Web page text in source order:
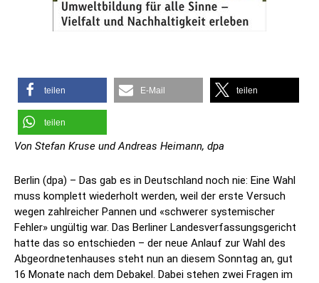
teilen E-Mail teilen
teilen
Von Stefan Kruse und Andreas Heimann, dpa
Berlin (dpa) – Das gab es in Deutschland noch nie: Eine Wahl
muss komplett wiederholt werden, weil der erste Versuch
wegen zahlreicher Pannen und «schwerer systemischer
Fehler» ungültig war. Das Berliner Landesverfassungsgericht
hatte das so entschieden – der neue Anlauf zur Wahl des
Abgeordnetenhauses steht nun an diesem Sonntag an, gut
16 Monate nach dem Debakel. Dabei stehen zwei Fragen im